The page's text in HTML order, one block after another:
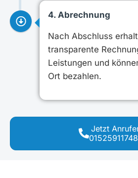
4. Abrechnung
Nach Abschluss
transparente
Leistungen und
Ort bezahlen.
Jetzt